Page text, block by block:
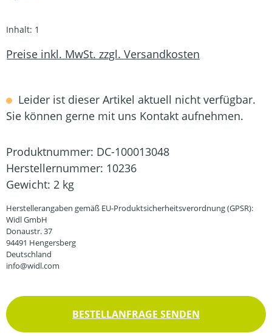
Inhalt: 1
Preise inkl. MwSt. zzgl. Versandkosten
Leider ist dieser Artikel aktuell nicht verfügbar.
Sie können gerne mit uns Kontakt aufnehmen.
Produktnummer: DC-100013048
Herstellernummer: 10236
Gewicht: 2 kg
Herstellerangaben gemäß EU-Produktsicherheitsverordnung (GPSR):
Widl GmbH
Donaustr. 37
94491 Hengersberg
Deutschland
info@widl.com
BESTELLANFRAGE SENDEN